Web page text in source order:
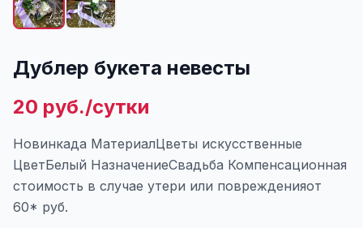
Дублер букета невесты
20 руб./сутки
Новинкада МатериалЦветы искусственные
ЦветБелый НазначениеСвадьба Компенсационная
стоимость в случае утери или поврежденияот
60* руб.